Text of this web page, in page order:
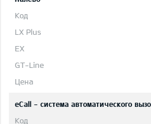
eCall - система автоматического